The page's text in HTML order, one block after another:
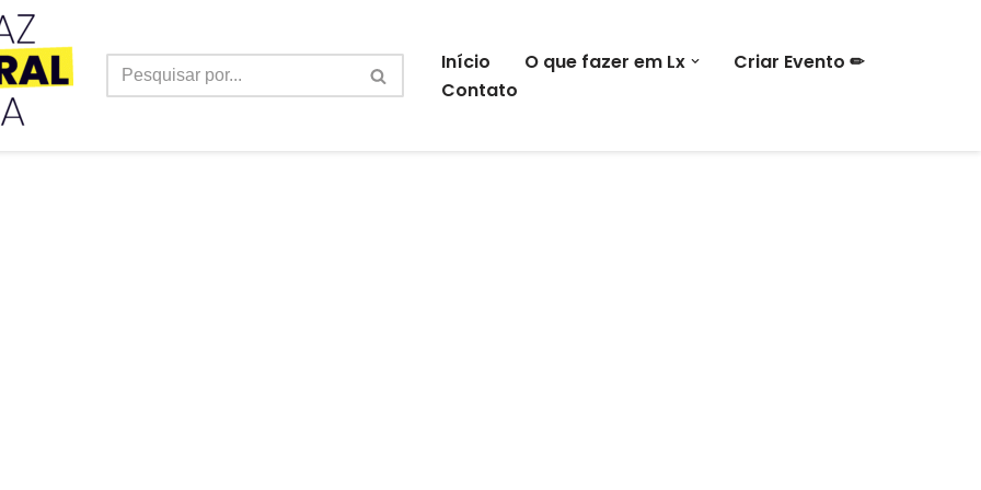
Início O que fazer em Lx
Criar Evento ✏
Contato